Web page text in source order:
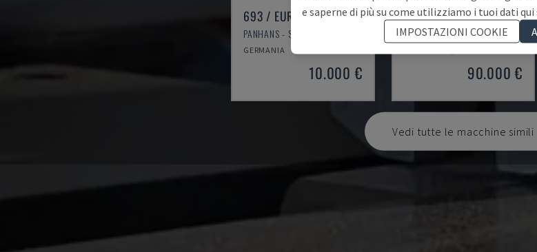
693 / EURO 5
PANHANS - SEGA PER PANNELLI
GERMANIA
10.000 €
SELCO WNT 630
BIESSE - SEGA PER PANNELLI
90.000 €
Vedi tutte le macchine simili
e saperne di più su come utilizziamo i tuoi dati
IMPOSTAZIONI COOKIE